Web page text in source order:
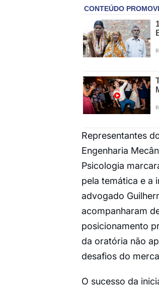
Representantes
Engenharia
Psicologia
pela temática e a
advogado
acompanharam
posicionamento
da oratória não
desafios do
O sucesso da